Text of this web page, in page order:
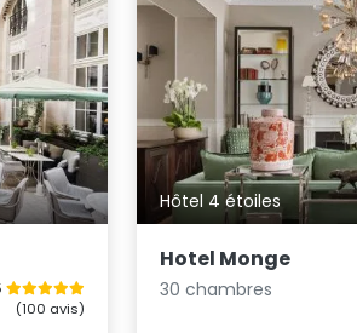
(100 avis)
Hôtel 4 étoiles
Hotel Monge
30 chambres